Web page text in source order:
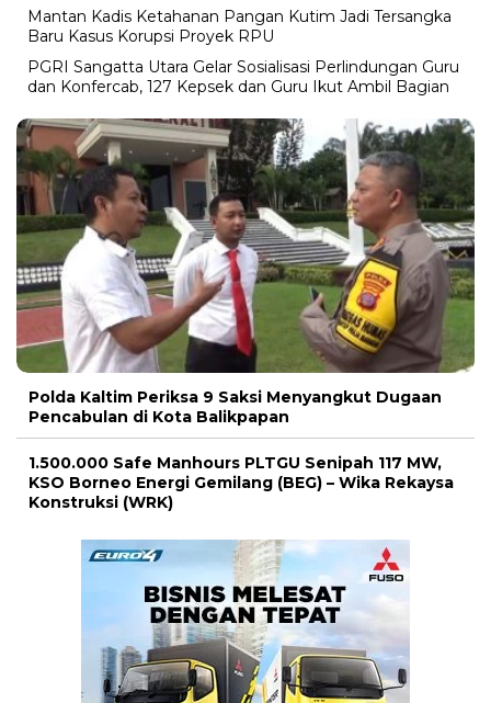
Mantan Kadis Ketahanan Pangan Kutim Jadi Tersangka
Baru Kasus Korupsi Proyek RPU
PGRI Sangatta Utara Gelar Sosialisasi Perlindungan Guru
dan Konfercab, 127 Kepsek dan Guru Ikut Ambil Bagian
Polda Kaltim Periksa 9 Saksi Menyangkut Dugaan
Pencabulan di Kota Balikpapan
1.500.000 Safe Manhours PLTGU Senipah 117 MW,
KSO Borneo Energi Gemilang (BEG) – Wika Rekaysa
Konstruksi (WRK)